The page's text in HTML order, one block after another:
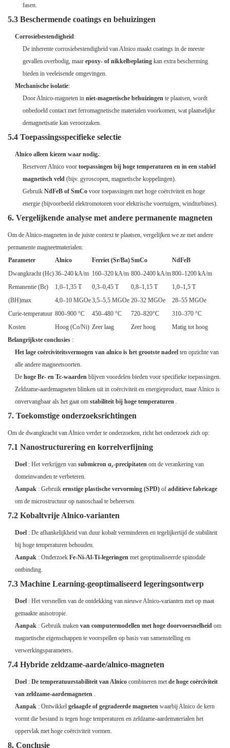
fasen.
5.3 Beschermende coatings en behuizingen
Corrosiebestendigheid:
De inherente corrosiebestendigheid van Alnico maakt coatings in de meeste
gevallen overbodig, maar epoxy- of nikkelbeplatingkan extra bescherming
bieden in veeleisende omgevingen.
Mechanische isolatie:
Door Alnico-magneten in niet-magnetische behuizingente plaatsen, wordt
onbedoeld contact met ferromagnetische materialen voorkomen, wat plaatselijke
demagnetisatie kan veroorzaken.
5.4 Toepassingsspecifieke selectie
Alnico alleen kiezen waar nodig.:
Reserveer Alnico voor toepassingen bij hoge temperaturen en in een stabiel
magnetisch veld(bijv. gyroscopen, magnetische koppelingen).
Gebruik NdFeB of SmCovoor toepassingen met hoge coërciviteit en hoge
energie (bijvoorbeeld elektromotoren voor elektrische voertuigen, windturbines).
6. Vergelijkende analyse met andere permanente magneten
Om de Alnico-magneten in de juiste context te plaatsen, vergelijken we ze met andere
permanente magneetmaterialen:
Parameter
Alnico Ferriet (Sr/Ba)SmCo
NdFeB
Dwangkracht (Hc)36–240 kA/m 160–320 kA/m 800–2400 kA/m800–1200 kA/m
Remanentie (Br)
1,0–1,35 T 0,3–0,45 T 0,8–1,15 T
1,0–1,5 T
(BH)max
4,0–10 MGOe3,5–5,5 MGOe 20–32 MGOe
28–55 MGOe
Curie-temperatuur 800–900 °C 450–480 °C 720–820°C
310–370 °C
Kosten
Hoog (Co/Ni) Zeer laag Zeer hoog
Matig tot hoog
Belangrijkste conclusies :
Het lage coërciviteitsvermogen van alnico is het grootste nadeel ten opzichte van
alle andere magneetsoorten.
Dehoge Br- en Tc-waarden blijven voordelen bieden voor specifieke toepassingen.
Zeldzame-aardemagneten blinken uit in coërciviteit en energieproduct, maar Alnico is
onvervangbaar als het gaat omstabiliteit bij hoge temperaturen .
7. Toekomstige onderzoeksrichtingen
Om de dwangkracht van Alnico verder te onderzoeken, richt het onderzoek zich op:
7.1 Nanostructurering en korrelverfijning
Doel : Het verkrijgen vansubmicron α₂-precipitaten om de verankering van
domeinwanden te verbeteren.
Aanpak : Gebruikernstige plastische vervorming (SPD) ofadditieve fabricage
om de microstructuur op nanoschaal te beheersen.
7.2 Kobaltvrije Alnico-varianten
Doel : De afhankelijkheid van duur kobalt verminderen en tegelijkertijd de stabiliteit
bij hoge temperaturen behouden.
Aanpak : OnderzoekFe-Ni-Al-Ti-legeringen met geoptimaliseerde spinodale
ontbinding.
7.3 Machine Learning-geoptimaliseerd legeringsontwerp
Doel : Het versnellen van de ontdekking van nieuwe Alnico-varianten met op maat
gemaakte anisotropie.
Aanpak : Gebruik makenvan computermodellen met hoge doorvoersnelheid om
magnetische eigenschappen te voorspellen op basis van samenstelling en
verwerkingsparameters.
7.4 Hybride zeldzame-aarde/alnico-magneten
Doel :De temperatuurstabiliteit van Alnico combineren metde hoge coërciviteit
van zeldzame-aardemagneten .
Aanpak : Ontwikkelgelaagde of gegradeerde magneten waarbij Alnico de kern
vormt die bestand is tegen hoge temperaturen en zeldzame-aardematerialen het
oppervlak met hoge coërciviteit vormen.
8. Conclusie